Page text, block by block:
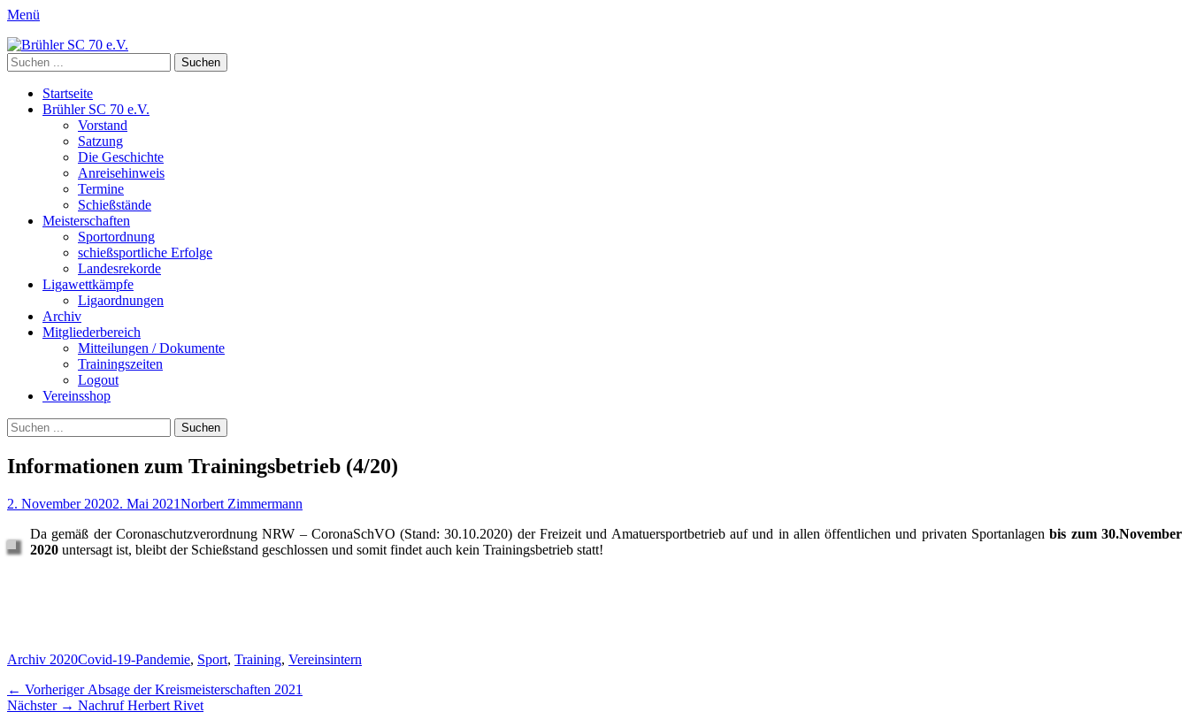
Menü
Brühler SC 70 e.V.
Mitglied des Rheinischen Schützenbundes e.v. 1872 und des Deutschen Schützenbundes e.V.
Suchen
nach:
Primäres
Menü
Zum
Inhalt
Startseite
Brühler SC 70 e.V.
Vorstand
Satzung
Die Geschichte
Anreisehinweis
Termine
Schießstände
Meisterschaften
Sportordnung
schießsportliche Erfolge
Landesrekorde
Ligawettkämpfe
Ligaordnungen
Archiv
Mitgliederbereich
Mitteilungen / Dokumente
Trainingszeiten
Logout
Vereinsshop
Suchen
Suchen
nach:
Informationen zum Trainingsbetrieb (4/20)
Veröffentlicht
2. November 20202. Mai 2021Autor
Norbert Zimmermann
Da gemäß der Coronaschutzverordnung NRW – CoronaSchVO (Stand: 30.10.2020) der Freizeit und Amatuersportbetrieb auf und in allen öffentlichen und privaten Sportanlagenbis zum 30.November
2020 untersagt ist, bleibt der Schießstand geschlossen und somit findet auch kein Trainingsbetrieb statt!
Kategorien
Archiv 2020Schlagworte
Covid-19-Pandemie, Sport, Training, Vereinsintern
Beitragsnavigation
← Vorheriger Vorheriger
Beitrag:
Absage der Kreismeisterschaften 2021
Nächster → Nächster
Nachruf Herbert Rivet